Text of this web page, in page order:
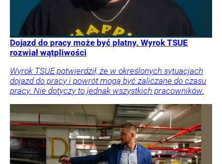
Dojazd do pracy może być płatny. Wyrok TSUE
rozwiał wątpliwości
Wyrok TSUE potwierdził, że w określonych sytuacjach
dojazd do pracy i powrót mogą być zaliczane do czasu
pracy. Nie dotyczy to jednak wszystkich pracowników.